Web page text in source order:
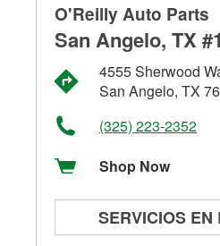
O'Reilly Auto Parts
San Angelo, TX
4555 Sherwood
San Angelo, TX
(325) 223-2352
Shop Now
SERVICIOS EN